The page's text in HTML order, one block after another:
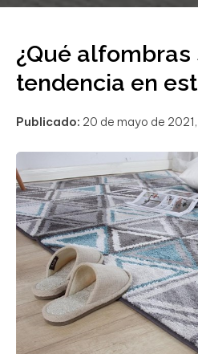
¿Qué alfombras
tendencia en
Publicado: 20 de mayo de 2021,